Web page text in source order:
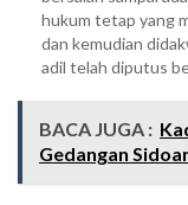
hukum tetap yang
dan kemudian
adil telah diputus
BACA JUGA :
Gedangan